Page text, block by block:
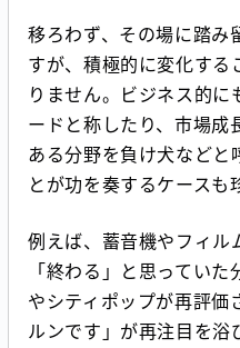
移ろわず、その場に踏み
すが、積極的に変化する
りません。ビジネス的
ードと称したり、市場成
ある分野を負け犬などと
とが功を奏するケースも
例えば、蓄音機やフィル
「終わる」と思ってい
やシティポップが再評価
ルンです」が再注目を浴